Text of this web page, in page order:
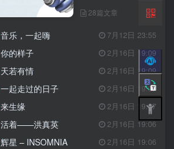
28篇文章
音乐，一起嗨 7月12日 23:55
你的样子 2月16日 19:09
天若有情 2月16日 19:09
一起走过的日子 2月16日 19:07
来生缘 2月16日 19:07
活着——洪真英 2月16日 19:06
辉星 – INSOMNIA 2月16日 19:06